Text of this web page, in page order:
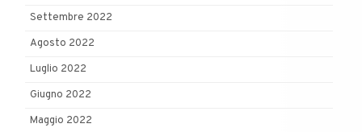
Settembre 2022
Agosto 2022
Luglio 2022
Giugno 2022
Maggio 2022